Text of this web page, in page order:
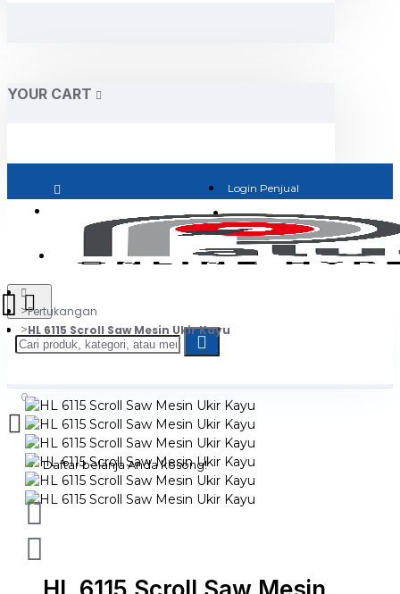
YOUR CART
Login Penjual
Jadi Penjual
0
Daftar belanja Anda kosong!
Pertukangan
HL 6115 Scroll Saw Mesin Ukir Kayu